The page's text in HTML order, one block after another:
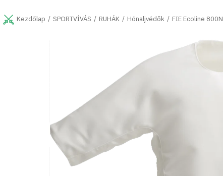
fő
Kezdőlap SPORTVÍVÁS RUHÁK Hónaljvédők FIE Ecoline 800N